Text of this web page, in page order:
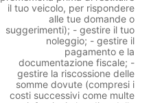
il tuo veicolo, per rispondere
alle tue domande o
suggerimenti); - gestire il tuo
noleggio; - gestire il
pagamento e la
documentazione fiscale; -
gestire la riscossione delle
somme dovute (compresi i
costi successivi come multe